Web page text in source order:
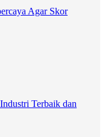
Agar Skor
Terbaik dan